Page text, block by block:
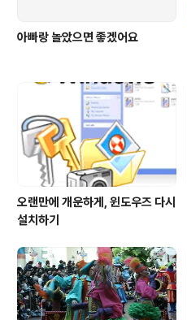
아빠랑 놀았으면 좋겠어요
오랜만에 개운하게, 윈도우즈 다시
설치하기